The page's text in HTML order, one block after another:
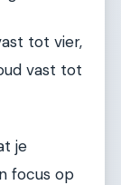
tot vier,
vast tot
je
focus op